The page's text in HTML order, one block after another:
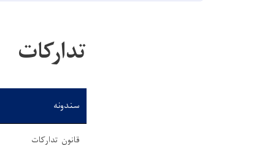
تدارکات
سندونه
قانون تدارکات